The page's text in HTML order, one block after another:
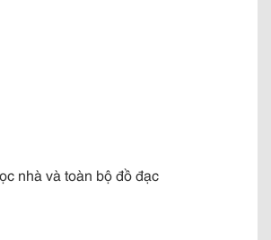
nhà và toàn bộ đồ đạc